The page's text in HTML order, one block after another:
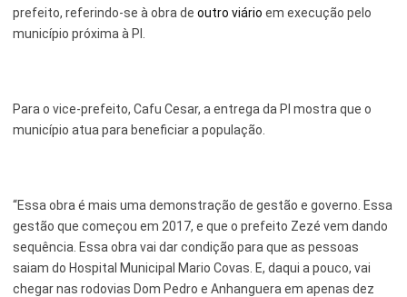
prefeito, referindo-se à obra de outro viário em execução pelo
município próxima à PI.
Para o vice-prefeito, Cafu Cesar, a entrega da PI mostra que o
município atua para beneficiar a população.
“Essa obra é mais uma demonstração de gestão e governo. Essa
gestão que começou em 2017, e que o prefeito Zezé vem dando
sequência. Essa obra vai dar condição para que as pessoas
saiam do Hospital Municipal Mario Covas. E, daqui a pouco, vai
chegar nas rodovias Dom Pedro e Anhanguera em apenas dez